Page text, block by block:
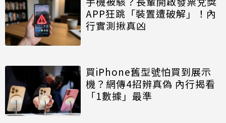
APP狂跳「裝置遭破解」！內
行實測揪真凶
買iPhone舊型號怕買到展示
機？網傳4招辨真偽 內行揭看
「1數據」最準